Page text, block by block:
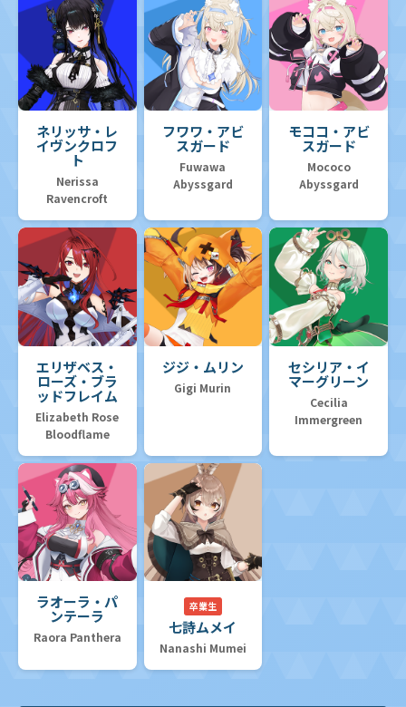
ネリッサ・レ
イヴンクロフ
ト
Nerissa
Ravencroft
フワワ・アビ
スガード
Fuwawa
Abyssgard
モココ・アビ
スガード
Mococo
Abyssgard
エリザベス・
ローズ・ブラ
ッドフレイム
Elizabeth Rose
Bloodflame
ジジ・ムリン
Gigi Murin
セシリア・イ
マーグリーン
Cecilia
Immergreen
ラオーラ・パ
ンテーラ
Raora Panthera
卒業生
七詩ムメイ
Nanashi Mumei